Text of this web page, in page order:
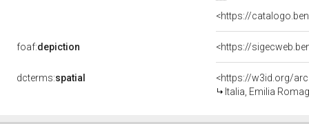
<https://
foaf:depiction <https://
dcterms:spatial
<https://w3id.org/
Italia, Emilia